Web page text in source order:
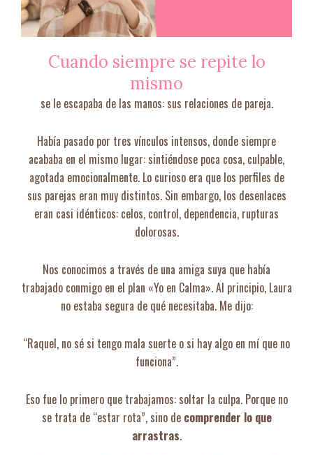
Cuando siempre se repite lo
mismo
se le escapaba de las manos: sus relaciones de pareja.
Había pasado por tres vínculos intensos, donde siempre
acababa en el mismo lugar: sintiéndose poca cosa, culpable,
agotada emocionalmente. Lo curioso era que los perfiles de
sus parejas eran muy distintos. Sin embargo, los desenlaces
eran casi idénticos: celos, control, dependencia, rupturas
dolorosas.
Nos conocimos a través de una amiga suya que había
trabajado conmigo en el plan «Yo en Calma». Al principio, Laura
no estaba segura de qué necesitaba. Me dijo:
“Raquel, no sé si tengo mala suerte o si hay algo en mí que no
funciona”.
Eso fue lo primero que trabajamos: soltar la culpa. Porque no
se trata de “estar rota”, sino de comprender lo que
arrastras.